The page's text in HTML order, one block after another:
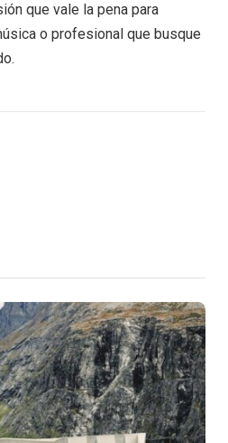
que vale la pena para
o profesional que busque